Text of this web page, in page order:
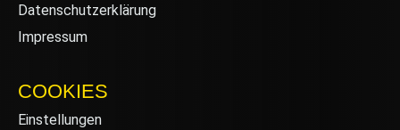
Datenschutzerklärung
Impressum
COOKIES
Einstellungen